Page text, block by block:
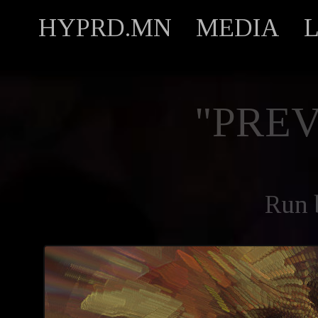
HYPRD.MN MEDIA